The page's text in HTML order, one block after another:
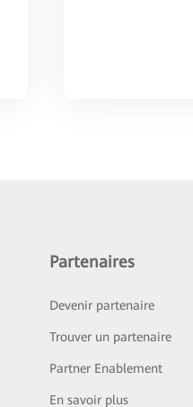
Partenaires
Devenir partenaire
Trouver un partenaire
Partner Enablement
En savoir plus